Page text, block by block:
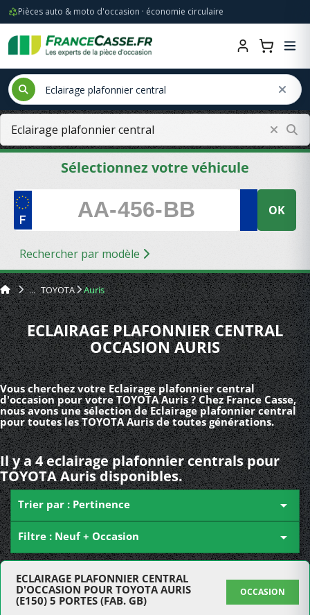
Pièces auto & moto d'occasion · économie circulaire
Sélectionnez votre véhicule
OK
Rechercher par modèle
TOYOTA Auris
ECLAIRAGE PLAFONNIER CENTRAL
OCCASION AURIS
Vous cherchez votre Eclairage plafonnier central
d'occasion pour votre TOYOTA Auris ? Chez France Casse,
nous avons une sélection de Eclairage plafonnier central
pour toutes les TOYOTA Auris de toutes générations.
Il y a 4 eclairage plafonnier centrals pour
TOYOTA Auris disponibles.
Trier par : Pertinence 
Filtre : Neuf + Occasion 
ECLAIRAGE PLAFONNIER CENTRAL
D'OCCASION POUR TOYOTA AURIS
(E150) 5 PORTES (FAB. GB)
OCCASION